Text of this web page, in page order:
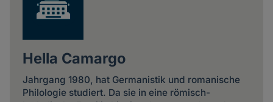
Hella Camargo
Jahrgang 1980, hat Germanistik und romanische
Philologie studiert. Da sie in eine römisch-